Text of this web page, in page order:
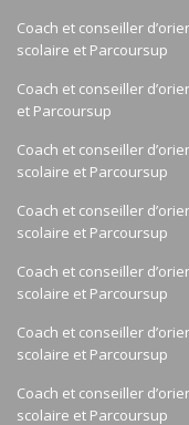
Coach et conseiller
scolaire et Parcoursup
Coach et conseiller
et Parcoursup
Coach et conseiller
scolaire et Parcoursup
Coach et conseiller
scolaire et Parcoursup
Coach et conseiller
scolaire et Parcoursup
Coach et conseiller
scolaire et Parcoursup
Coach et conseiller
scolaire et Parcoursup